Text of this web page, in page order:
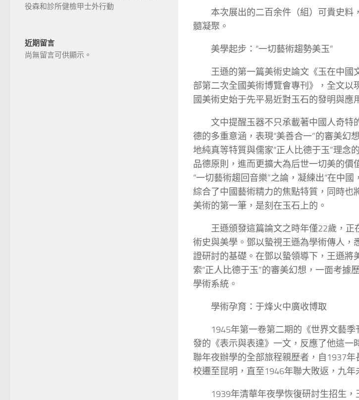
本次展出的二百余件（組）可貴史
髓凝聚。
美學起步：“一切藝術趨勢美玉”
王遜的第一篇美術史論文《玉在中國
部第二次全國美術博覽會專刊》，全文以
國美術史始于先平易近對玉石的發明與應
文中提醒玉器不只承載著中國人奇特
德的多重意涵，表現“美善合一”的審美幻
地純真等特質與儒家“正人比德于玉”理念
品德原則，進而更擴大為后世一切美的價
“一切藝術趨回音樂”之論，凝練出“在中
綜合了中國藝術精力的焦點特質，同時也
美術的第一筆，是刻在玉石上的。
王遜頒發這篇論文之時年僅22歲，
術史與美學。鄧以蟄視王遜為學術傳人，
證研討的基礎。在鄧以蟄領導下，王遜
索“正人比德于玉”的審美幻想，一面考據
學術系統。
學術孕育：于烽火中廣收博取
1945年第一卷第二期的《世界文藝
發的《表示與表達》一文，反應了他這一
聯年夜辦學的全部旅程親歷者，自1937
校遷至昆明，直至1946年聯大敗返，九年
1939年清華年夜學恢復研討生招生，
役森和診所健檢甲士外行動
近期留言
尚無留言可供顯示。